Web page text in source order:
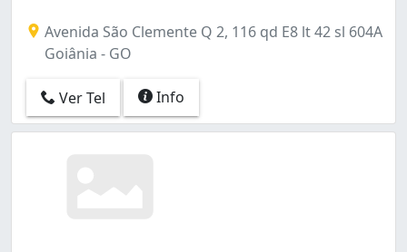
Avenida São Clemente Q 2, 116 qd E8 lt 42 sl 604A
Goiânia - GO
Ver Tel Info